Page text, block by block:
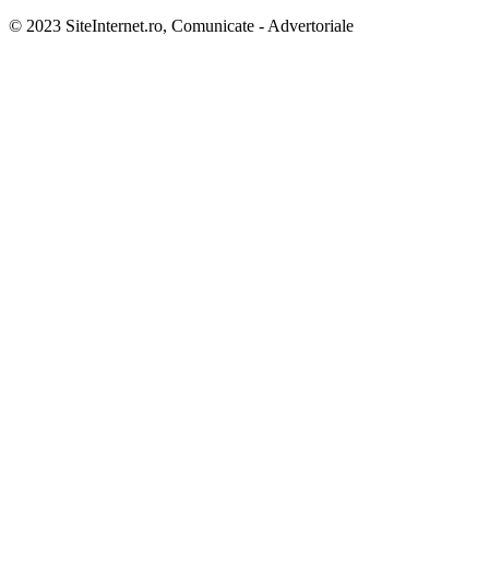
© 2023 SiteInternet.ro, Comunicate - Advertoriale